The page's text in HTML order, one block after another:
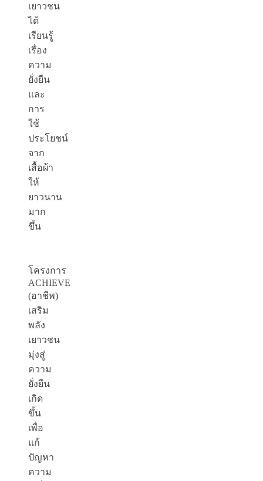
เยาวชน
ได้
เรียนรู้
เรื่อง
ความ
ยั่งยืน
และ
การ
ใช้
ประโยชน์
จาก
เสื้อผ้า
ให้
ยาวนาน
มาก
ขึ้น
โครงการ
ACHIEVE
(อาชีพ)
เสริม
พลัง
เยาวชน
มุ่งสู่
ความ
ยั่งยืน
เกิด
ขึ้น
เพื่อ
แก้
ปัญหา
ความ